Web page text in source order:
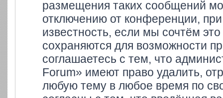
размещения таких сообщений
отключению от конференции,
известность, если мы сочтём
сохраняются для возможности
соглашаетесь с тем, что
Forum» имеют право удалить,
любую тему в любое время по